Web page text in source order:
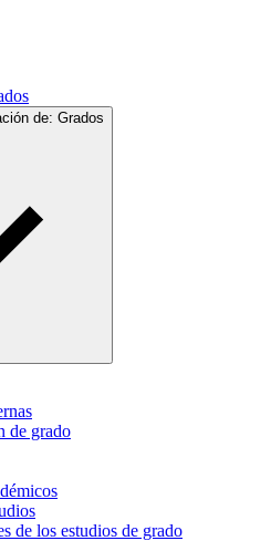
de: Grados
de grado
de los estudios de grado